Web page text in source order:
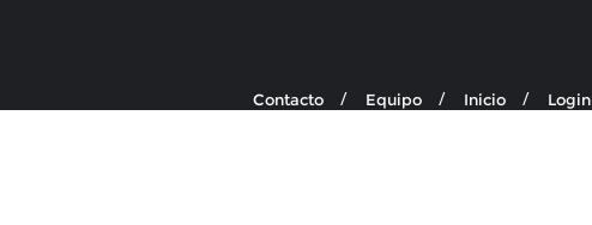
Contacto Equipo Inicio Login